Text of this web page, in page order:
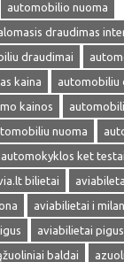
automobilio nuoma
draudimas
draudimai
kaina
automobiliu
kainos
nuoma
automokyklos ket testai
bilietai
aviabilietai i
aviabilietai
baldai